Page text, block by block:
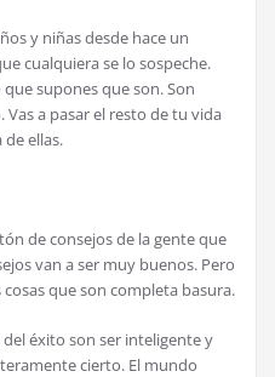
y niñas desde hace un
cualquiera se lo sospeche.
supones que son. Son
a pasar el resto de tu vida
ellas.
de consejos de la gente que
van a ser muy buenos. Pero
que son completa basura.
éxito son ser inteligente y
cierto. El mundo